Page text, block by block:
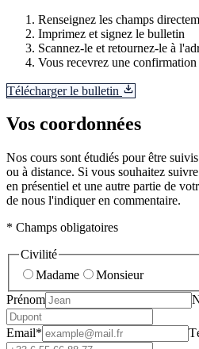
Renseignez les champs
Imprimez et signez le bulletin
Scannez-le et retournez-le à
Vous recevrez une
Télécharger le bulletin
Vos coordonnées
Nos cours sont étudiés pour être
ou à distance. Si vous souhaitez
en présentiel et une autre partie de
de nous l'indiquer en commentaire.
* Champs obligatoires
Civilité
Madame
Monsieur
Prénom
Email*